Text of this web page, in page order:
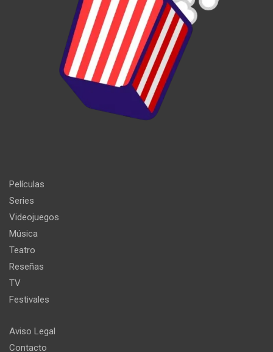
Películas
Series
Videojuegos
Música
Teatro
Reseñas
TV
Festivales
Aviso Legal
Contacto